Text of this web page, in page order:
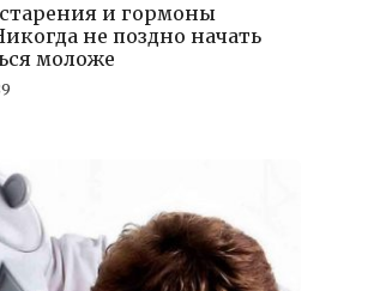
и гормоны
не поздно начать
моложе